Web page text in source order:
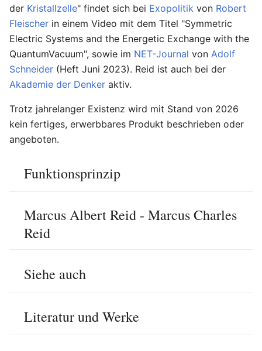
der Kristallzelle" findet sich bei Exopolitik von Robert
Fleischer in einem Video mit dem Titel "Symmetric
Electric Systems and the Energetic Exchange with the
QuantumVacuum", sowie im NET-Journal von Adolf
Schneider (Heft Juni 2023). Reid ist auch bei der
Akademie der Denker aktiv.
Trotz jahrelanger Existenz wird mit Stand von 2026
kein fertiges, erwerbbares Produkt beschrieben oder
angeboten.
Funktionsprinzip
Marcus Albert Reid - Marcus Charles
Reid
Siehe auch
Literatur und Werke